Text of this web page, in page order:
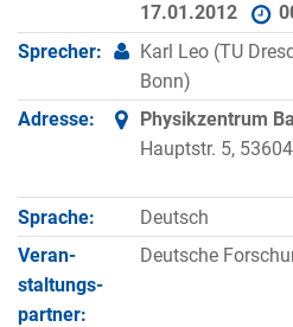
17.01.2012
Sprecher:
Karl Leo (TU
Bonn)
Adresse:
Physikzentrum
Hauptstr. 5,
Sprache:
Deutsch
Veran­
staltungs­
partner:
Deutsche